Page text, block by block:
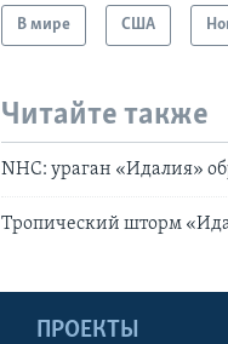
В мире США
Читайте также
NHC: ураган «Идалия»
Тропический шторм
ПРОЕКТЫ